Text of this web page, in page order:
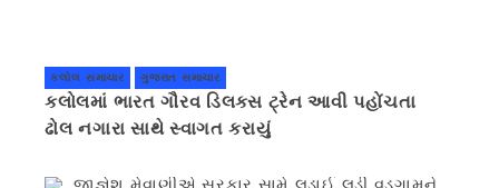
કલોલ સમાચાર ગુજરાત સમાચાર
કલોલમાં ભારત ગૌરવ ડિલક્સ ટ્રેન આવી પહોંચતા
ઢોલ નગારા સાથે સ્વાગત કરાયું